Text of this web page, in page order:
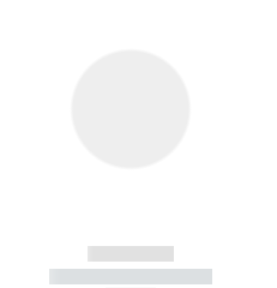
------------
----------- -----------